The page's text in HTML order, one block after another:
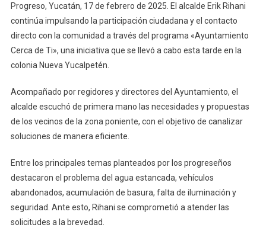
Rihani
Escucha
Y
Atiende
Con
El
Programa
De
Progreso, Yucatán, 17 de febrero de 2025. El alcalde Erik Rihani
continúa impulsando la participación ciudadana y el contacto
directo con la comunidad a través del programa «Ayuntamiento
Cerca de Ti», una iniciativa que se llevó a cabo esta tarde en la
colonia Nueva Yucalpetén.
Acompañado por regidores y directores del Ayuntamiento, el
alcalde escuchó de primera mano las necesidades y propuestas
de los vecinos de la zona poniente, con el objetivo de canalizar
soluciones de manera eficiente.
Entre los principales temas planteados por los progreseños
destacaron el problema del agua estancada, vehículos
abandonados, acumulación de basura, falta de iluminación y
seguridad. Ante esto, Rihani se comprometió a atender las
solicitudes a la brevedad.